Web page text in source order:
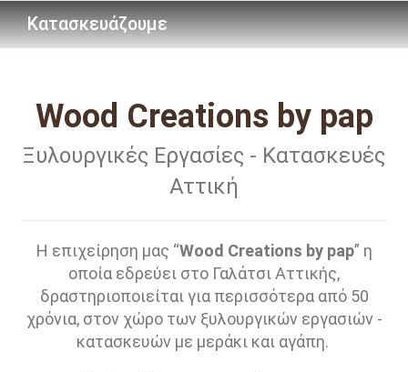
Κατασκευάζουμε
Wood Creations by pap
Ξυλουργικές Εργασίες - Κατασκευές
Αττική
Η επιχείρηση μας “Wood Creations by pap” η
οποία εδρεύει στο Γαλάτσι Αττικής,
δραστηριοποιείται για περισσότερα από 50
χρόνια, στον χώρο των ξυλουργικών εργασιών -
κατασκευών με μεράκι και αγάπη.